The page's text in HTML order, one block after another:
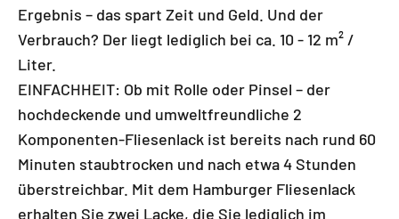
Ergebnis – das spart Zeit und Geld. Und der
Verbrauch? Der liegt lediglich bei ca. 10 - 12 m² /
Liter.
EINFACHHEIT: Ob mit Rolle oder Pinsel – der
hochdeckende und umweltfreundliche 2
Komponenten-Fliesenlack ist bereits nach rund 60
Minuten staubtrocken und nach etwa 4 Stunden
überstreichbar. Mit dem Hamburger Fliesenlack
erhalten Sie zwei Lacke, die Sie lediglich im